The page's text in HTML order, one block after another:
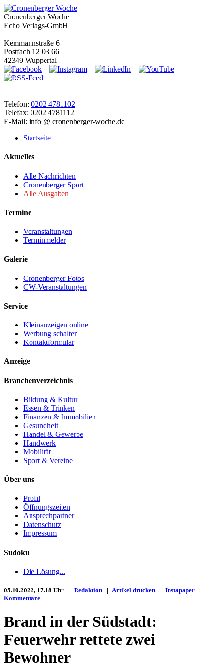
Cronenberger Woche
Echo Verlags-GmbH
Kemmannstraße 6
Postfach 12 03 66
42349 Wuppertal
Telefon: 0202 4781102
Telefax: 0202 4781112
E-Mail: info @ cronenberger-woche.de
Startseite
Aktuelles
Alle Nachrichten
Cronenberger Sport
Alle Ausgaben
Termine
Veranstaltungen
Terminmelder
Galerie
Cronenberger Fotos
CW-Veranstaltungen
Service
Kleinanzeigen online
Werbung schalten
Kontaktformular
Anzeige
Branchenverzeichnis
Bildung & Kultur
Essen & Trinken
Finanzen & Immobilien
Gesundheit
Handel & Gewerbe
Handwerk
Mobilität
Sport & Vereine
Über uns
Profil
Öffnungszeiten
Ansprechpartner
Datenschutz
Impressum
Sudoku
Die Lösung...
05.10.2022, 17.18 Uhr | Redaktion | Artikel drucken | Instapaper |
Kommentare
Brand in der Südstadt:
Feuerwehr rettete zwei
Bewohner